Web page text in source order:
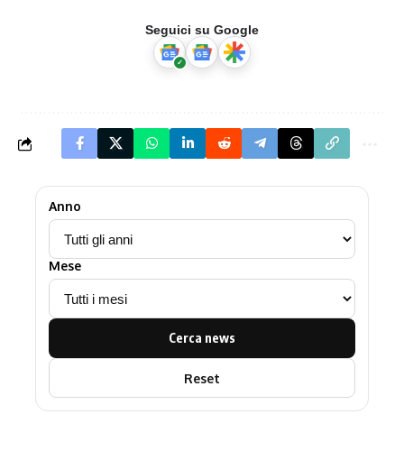
Seguici su Google
Anno
Mese
Cerca news
Reset